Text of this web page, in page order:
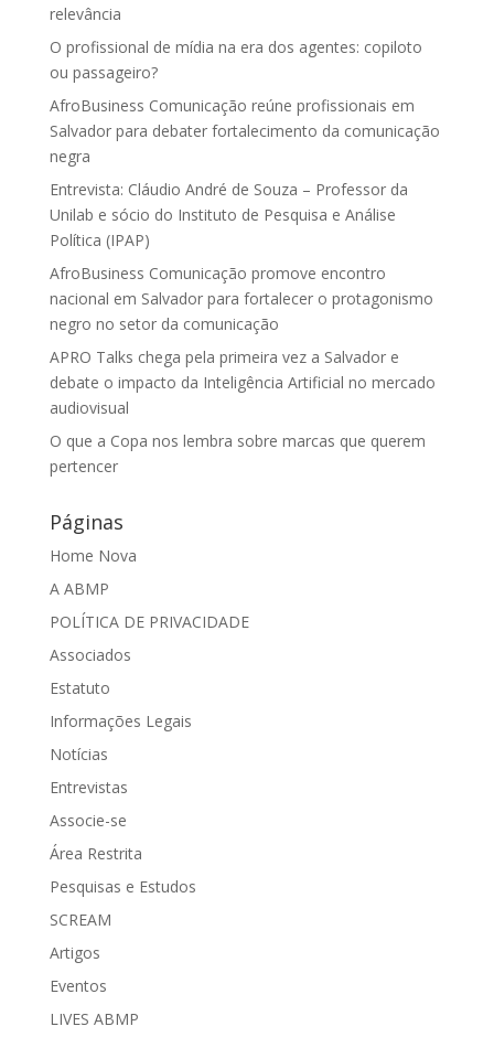
relevância
O profissional de mídia na era dos agentes: copiloto
ou passageiro?
AfroBusiness Comunicação reúne profissionais em
Salvador para debater fortalecimento da comunicação
negra
Entrevista: Cláudio André de Souza – Professor da
Unilab e sócio do Instituto de Pesquisa e Análise
Política (IPAP)
AfroBusiness Comunicação promove encontro
nacional em Salvador para fortalecer o protagonismo
negro no setor da comunicação
APRO Talks chega pela primeira vez a Salvador e
debate o impacto da Inteligência Artificial no mercado
audiovisual
O que a Copa nos lembra sobre marcas que querem
pertencer
Páginas
Home Nova
A ABMP
POLÍTICA DE PRIVACIDADE
Associados
Estatuto
Informações Legais
Notícias
Entrevistas
Associe-se
Área Restrita
Pesquisas e Estudos
SCREAM
Artigos
Eventos
LIVES ABMP